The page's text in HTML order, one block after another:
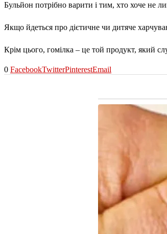
Бульйон потрібно варити і тим, хто хоче не
Якщо йдеться про дієтичне чи дитяче
Крім цього, гомілка – це той продукт, який
0 FacebookTwitterPinterestEmail